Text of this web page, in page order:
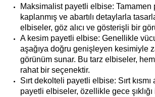
Maksimalist payetli elbise: Tamamen
kaplanmış ve abartılı detaylarla
elbiseler, göz alıcı ve gösterişli bir
A kesim payetli elbise: Genellikle
aşağıya doğru genişleyen kesimiyle
görünüm sunar. Bu tarz elbiseler,
rahat bir seçenektir.
Sırt dekolteli payetli elbise: Sırt kısmı
payetli elbiseler, özellikle gece